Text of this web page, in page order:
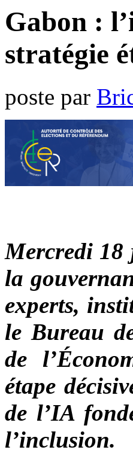
Gabon :
stratégie
poste par
Mercredi
la
experts,
le Bureau
de
étape
de l’IA
l’inclusion.